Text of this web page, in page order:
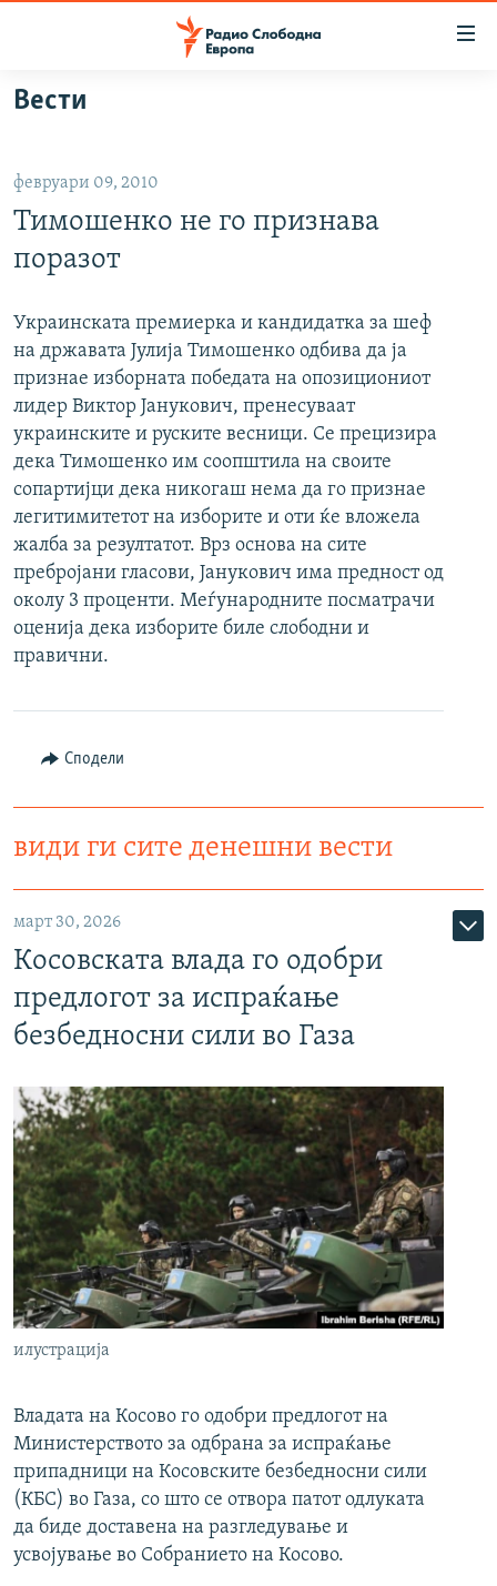
Оди
на
Оди
на
главната
навигација
Премини
на
пребарување
ВИЗУЕЛНО
ШТО ТРЕБА ДА ЗНАЕТЕ
ПРИЈАВИ СЕ ЗА ЊУЗЛЕТЕР
ПОДКАСТ ЗОШТО?
СЛЕДЕТЕ НЕ
РСЕ веб страници
Вести
февруари 09, 2010
Тимошенко не го признава
поразот
Украинската премиерка и кандидатка за шеф
на државата Јулија Тимошенко одбива да ја
признае изборната победата на опозициониот
лидер Виктор Јанукович, пренесуваат
украинските и руските весници. Се прецизира
дека Тимошенко им соопштила на своите
сопартијци дека никогаш нема да го признае
легитимитетот на изборите и оти ќе вложела
жалба за резултатот. Врз основа на сите
пребројани гласови, Јанукович има предност од
околу 3 проценти. Меѓународните посматрачи
оценија дека изборите биле слободни и
правични.
Сподели
види ги сите денешни вести
март 30, 2026
Косовската влада го одобри
предлогот за испраќање
безбедносни сили во Газа
илустрација
Владата на Косово го одобри предлогот на
Министерството за одбрана за испраќање
припадници на Косовските безбедносни сили
(КБС) во Газа, со што се отвора патот одлуката
да биде доставена на разгледување и
усвојување во Собранието на Косово.